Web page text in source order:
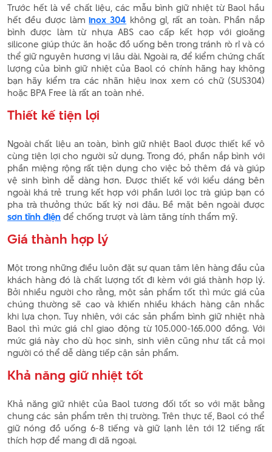
Trước hết là về chất liệu, các mẫu bình giữ nhiệt từ Baol hầu
hết đều được làminox 304 không gỉ, rất an toàn. Phần nắp
bình được làm từ nhựa ABS cao cấp kết hợp với gioăng
silicone giúp thức ăn hoặc đồ uống bên trong tránh rò rỉ và có
thể giữ nguyên hương vị lâu dài. Ngoài ra, để kiểm chứng chất
lượng của bình giữ nhiệt của Baol có chính hãng hay không
bạn hãy kiểm tra các nhãn hiệu inox xem có chữ (SUS304)
hoặc BPA Free là rất an toàn nhé.
Thiết kế tiện lợi
Ngoài chất liệu an toàn, bình giữ nhiệt Baol được thiết kế vô
cùng tiện lợi cho người sử dụng. Trong đó, phần nắp bình với
phần miệng rộng rất tiện dụng cho việc bỏ thêm đá và giúp
vệ sinh bình dễ dàng hơn. Được thiết kế với kiểu dáng bên
ngoài khá trẻ trung kết hợp với phần lưới lọc trà giúp bạn có
pha trà thưởng thức bất kỳ nơi đâu. Bề mặt bên ngoài được
sơn tĩnh điện để chống trượt và làm tăng tính thẩm mỹ.
Giá thành hợp lý
Một trong những điều luôn đặt sự quan tâm lên hàng đầu của
khách hàng đó là chất lượng tốt đi kèm với giá thành hợp lý.
Bởi nhiều người cho rằng, một sản phẩm tốt thì mức giá của
chúng thường sẽ cao và khiến nhiều khách hàng cân nhắc
khi lựa chọn. Tuy nhiên, với các sản phẩm bình giữ nhiệt nhà
Baol thì mức giá chỉ giao động từ 105.000-165.000 đồng. Với
mức giá này cho dù học sinh, sinh viên cũng như tất cả mọi
người có thể dễ dàng tiếp cận sản phẩm.
Khả năng giữ nhiệt tốt
Khả năng giữ nhiệt của Baol tương đối tốt so với mặt bằng
chung các sản phẩm trên thị trường. Trên thực tế, Baol có thể
giữ nóng đồ uống 6-8 tiếng và giữ lạnh lên tới 12 tiếng rất
thích hợp để mang đi dã ngoại.